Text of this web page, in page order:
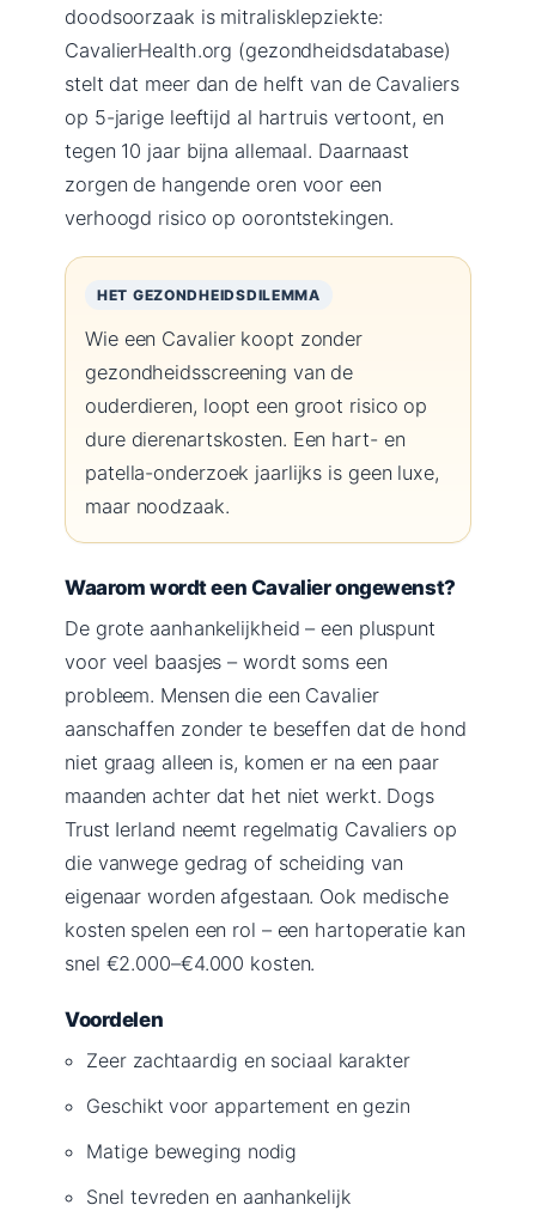
doodsoorzaak is mitralisklepziekte:
CavalierHealth.org (gezondheidsdatabase)
stelt dat meer dan de helft van de Cavaliers
op 5-jarige leeftijd al hartruis vertoont, en
tegen 10 jaar bijna allemaal. Daarnaast
zorgen de hangende oren voor een
verhoogd risico op oorontstekingen.
HET GEZONDHEIDSDILEMMA
Wie een Cavalier koopt zonder
gezondheidsscreening van de
ouderdieren, loopt een groot risico op
dure dierenartskosten. Een hart- en
patella-onderzoek jaarlijks is geen luxe,
maar noodzaak.
Waarom wordt een Cavalier ongewenst?
De grote aanhankelijkheid – een pluspunt
voor veel baasjes – wordt soms een
probleem. Mensen die een Cavalier
aanschaffen zonder te beseffen dat de hond
niet graag alleen is, komen er na een paar
maanden achter dat het niet werkt. Dogs
Trust Ierland neemt regelmatig Cavaliers op
die vanwege gedrag of scheiding van
eigenaar worden afgestaan. Ook medische
kosten spelen een rol – een hartoperatie kan
snel €2.000–€4.000 kosten.
Voordelen
Zeer zachtaardig en sociaal karakter
Geschikt voor appartement en gezin
Matige beweging nodig
Snel tevreden en aanhankelijk